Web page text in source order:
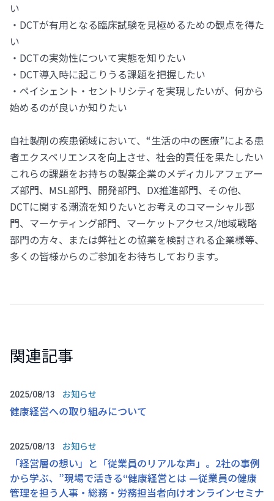
い
・DCTが有用となる臨床試験を見極めるための観点を得た
い
・DCTの実効性について実態を知りたい
・DCT導入時に起こりうる課題を把握したい
・ペイシェント・セントリシティを実現したいが、何から
始めるのが良いか知りたい
自社製剤の疾患領域において、“生活の中の医療”による患
者エクスペリエンスを向上させ、社会的責任を果たしたい
これらの課題をお持ちの製薬企業のメディカルアフェアー
ズ部門、MSL部門、開発部門、DX推進部門、その他、
DCTに関する潮流を知りたいとお考えのコマーシャル部
門、マーケティング部門、マーケットアクセス/地域戦略
部門の方々、または弊社との協業を検討される企業様等、
多くの皆様からのご参加をお待ちしております。
関連記事
2025/08/13 お知らせ
健康経営への取り組みについて
2025/08/13 お知らせ
「経営層の想い」と「従業員のリアルな声」。2社の事例
から学ぶ、”現場で活きる“健康経営とは —従業員の健康
管理を担う人事・総務・労務担当者向けオンラインセミナ